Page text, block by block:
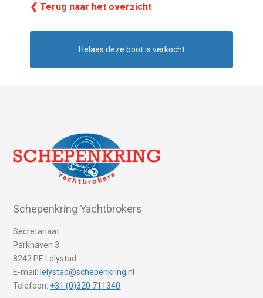
❮ Terug naar het overzicht
Helaas deze boot is verkocht
Schepenkring Yachtbrokers
Secretariaat
Parkhaven 3
8242 PE Lelystad
E-mail: lelystad@schepenkring.nl
Telefoon: +31 (0)320 711340